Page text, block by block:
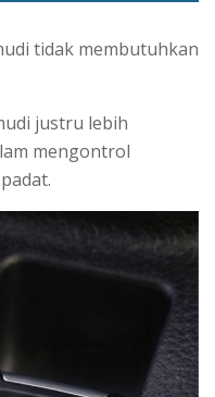
tidak membutuhkan
justru lebih
mengontrol